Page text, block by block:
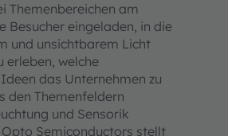
Themenbereichen am
Besucher eingeladen, in die
und unsichtbarem Licht
erleben, welche
das Unternehmen zu
den Themenfeldern
und Sensorik
Semiconductors stellt